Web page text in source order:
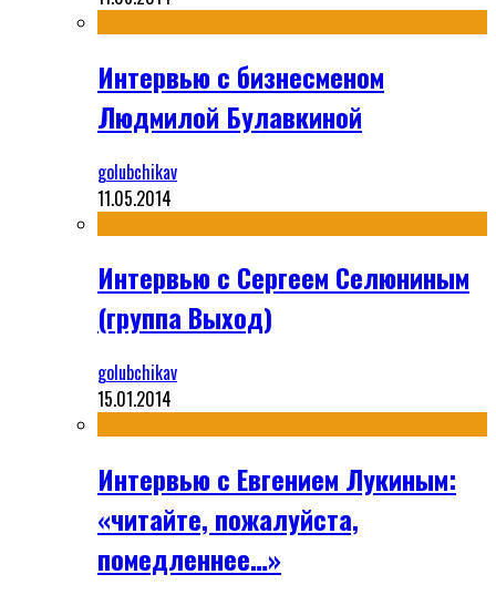
Интервью с бизнесменом
Людмилой Булавкиной
golubchikav
11.05.2014
Интервью с Сергеем Селюниным
(группа Выход)
golubchikav
15.01.2014
Интервью с Евгением Лукиным:
«читайте, пожалуйста,
помедленнее…»